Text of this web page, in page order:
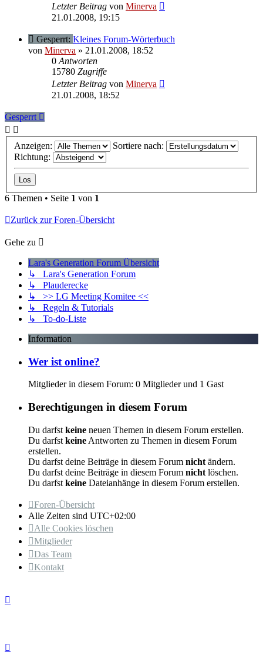
Letzter Beitrag von Minerva
21.01.2008, 19:15
Gesperrt: Kleines Forum-Wörterbuch
von Minerva » 21.01.2008, 18:52
0 Antworten
15780 Zugriffe
Letzter Beitrag von Minerva
21.01.2008, 18:52
Gesperrt
Anzeigen:
Sortiere nach:
Richtung:
6 Themen • Seite 1 von 1
Zurück zur Foren-Übersicht
Gehe zu
Lara's Generation Forum Übersicht
↳ Lara's Generation Forum
↳ Plauderecke
↳ >> LG Meeting Komitee <<
↳ Regeln & Tutorials
↳ To-do-Liste
Information
Wer ist online?
Mitglieder in diesem Forum: 0 Mitglieder und 1 Gast
Berechtigungen in diesem Forum
Du darfst keine neuen Themen in diesem Forum erstellen.
Du darfst keine Antworten zu Themen in diesem Forum
erstellen.
Du darfst deine Beiträge in diesem Forum nicht ändern.
Du darfst deine Beiträge in diesem Forum nicht löschen.
Du darfst keine Dateianhänge in diesem Forum erstellen.
Foren-Übersicht
Alle Zeiten sind UTC+02:00
Alle Cookies löschen
Mitglieder
Das Team
Kontakt